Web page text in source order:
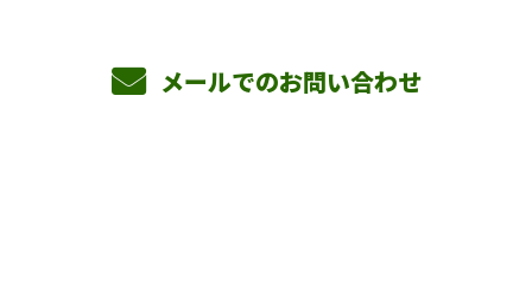
メールでのお問い合わせ